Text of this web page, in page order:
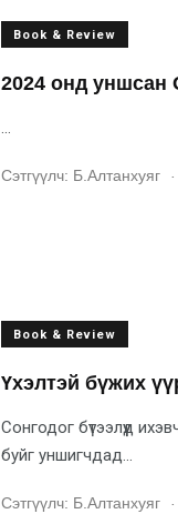
Book & Review
2024 онд
...
Сэтгүүлч: Б.Алтанхуяг
Book & Review
Үхэлтэй бүжих
Сонгодог бүтээлүүд
буйг уншигчдад...
Сэтгүүлч: Б.Алтанхуяг